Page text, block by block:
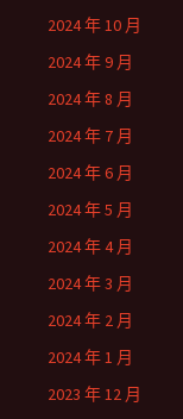
2024 年 10 月
2024 年 9 月
2024 年 8 月
2024 年 7 月
2024 年 6 月
2024 年 5 月
2024 年 4 月
2024 年 3 月
2024 年 2 月
2024 年 1 月
2023 年 12 月